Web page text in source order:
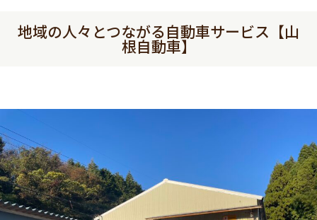
地域の人々とつながる自動車サービス【山
根自動車】